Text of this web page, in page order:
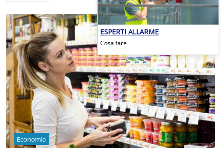
Economia
ESPERTI ALLARME
Cosa fare